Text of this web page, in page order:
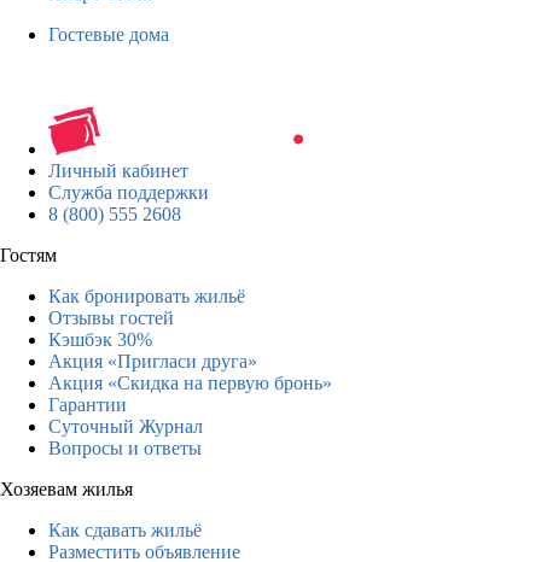
Гостевые дома
Личный кабинет
Служба поддержки
8 (800) 555 2608
Гостям
Как бронировать жильё
Отзывы гостей
Кэшбэк 30%
Акция «Пригласи друга»
Акция «Скидка на первую бронь»
Гарантии
Суточный Журнал
Вопросы и ответы
Хозяевам жилья
Как сдавать жильё
Разместить объявление